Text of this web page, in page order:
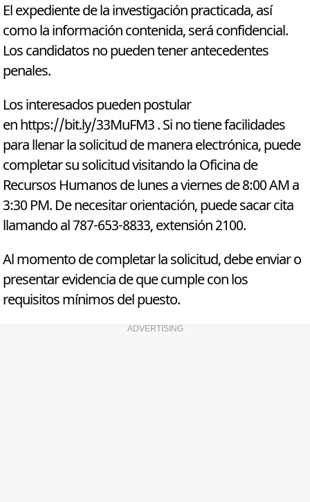
El expediente de la investigación practicada, así
como la información contenida, será confidencial.
Los candidatos no pueden tener antecedentes
penales.
Los interesados pueden postular
en https://bit.ly/33MuFM3 . Si no tiene facilidades
para llenar la solicitud de manera electrónica, puede
completar su solicitud visitando la Oficina de
Recursos Humanos de lunes a viernes de 8:00 AM a
3:30 PM. De necesitar orientación, puede sacar cita
llamando al 787-653-8833, extensión 2100.
Al momento de completar la solicitud, debe enviar o
presentar evidencia de que cumple con los
requisitos mínimos del puesto.
ADVERTISING